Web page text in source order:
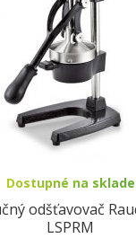
Dostupné na sklade
odšťavovač
LSPRM